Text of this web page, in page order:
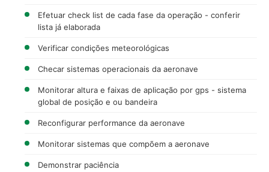
Efetuar check list de cada fase da operação - conferir
lista já elaborada
Verificar condições meteorológicas
Checar sistemas operacionais da aeronave
Monitorar altura e faixas de aplicação por gps - sistema
global de posição e ou bandeira
Reconfigurar performance da aeronave
Monitorar sistemas que compõem a aeronave
Demonstrar paciência